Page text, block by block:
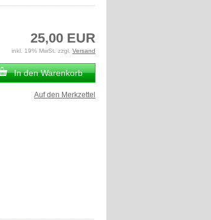
25,00 EUR
inkl. 19% MwSt. zzgl. Versand
In den Warenkorb
Auf den Merkzettel